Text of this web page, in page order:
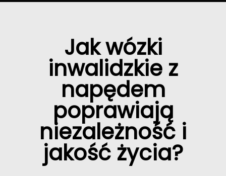
Jak wózki
inwalidzkie z
napędem
poprawiają
niezależność i
jakość życia?